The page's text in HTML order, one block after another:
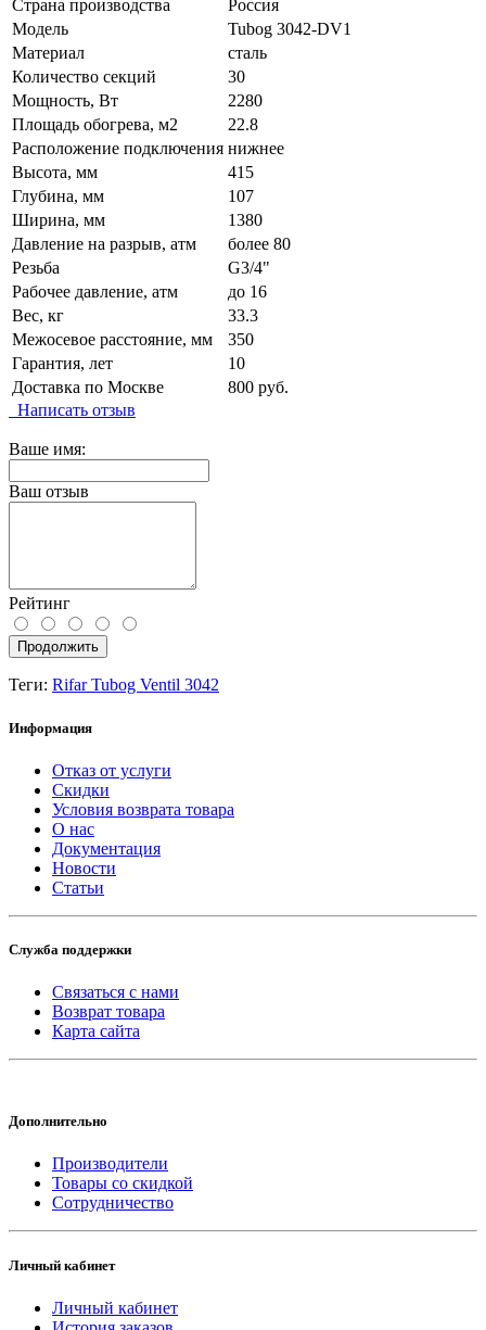
Страна производства
Россия
Модель
Tubog 3042-DV1
Материал
сталь
Количество секций
30
Мощность, Вт
2280
Площадь обогрева, м2
22.8
Расположение подключения нижнее
Высота, мм
415
Глубина, мм
107
Ширина, мм
1380
Давление на разрыв, атм
более 80
Резьба
G3/4"
Рабочее давление, атм
до 16
Вес, кг
33.3
Межосевое расстояние, мм
350
Гарантия, лет
10
Доставка по Москве
800 руб.
Написать отзыв
Ваше имя:
Ваш отзыв
Рейтинг
Продолжить
Теги: Rifar Tubog Ventil 3042
Информация
Отказ от услуги
Скидки
Условия возврата товара
О нас
Документация
Новости
Статьи
Служба поддержки
Связаться с нами
Возврат товара
Карта сайта
Дополнительно
Производители
Товары со скидкой
Сотрудничество
Личный кабинет
Личный кабинет